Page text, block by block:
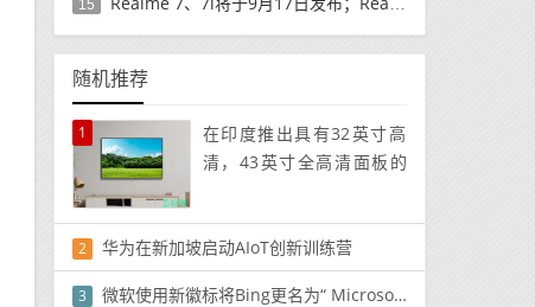
15
随机推荐
1
在印度推出具有32英寸高
清，43英寸全高清面板的
2 华为在新加坡启动AIoT创新训练营
3 微软使用新徽标将Bing更名为“ Microsoft Bing”